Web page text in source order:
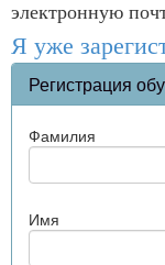
электронную
Я уже
Регистрация
Фамилия
Имя